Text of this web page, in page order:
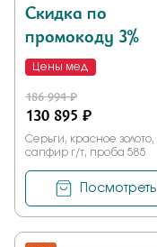
Скидка по
промокоду 3%
Цены мед
186 994 ₽
130 895 ₽
Серьги, красное золото,
сапфир г/т, проба 585
Посмотреть